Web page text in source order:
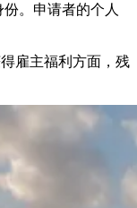
。申请者的个人
雇主福利方面，残